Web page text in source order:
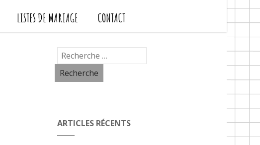
LISTES DE MARIAGE CONTACT
ARTICLES RÉCENTS